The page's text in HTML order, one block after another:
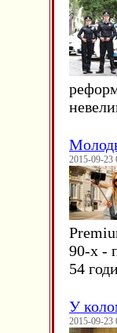
2015-09-23
90-х -
54
У
2015-09-23